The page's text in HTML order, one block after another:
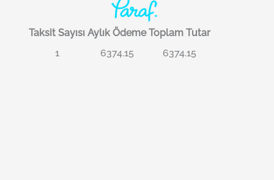
Taksit Sayısı Aylık Ödeme Toplam Tutar
1
6374.15 6374.15